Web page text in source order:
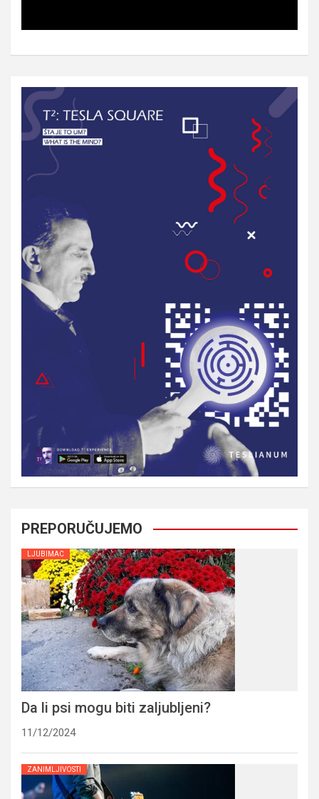
PREPORUČUJEMO
LJUBIMAC
Da li psi mogu biti zaljubljeni?
11/12/2024
ZANIMLJIVOSTI